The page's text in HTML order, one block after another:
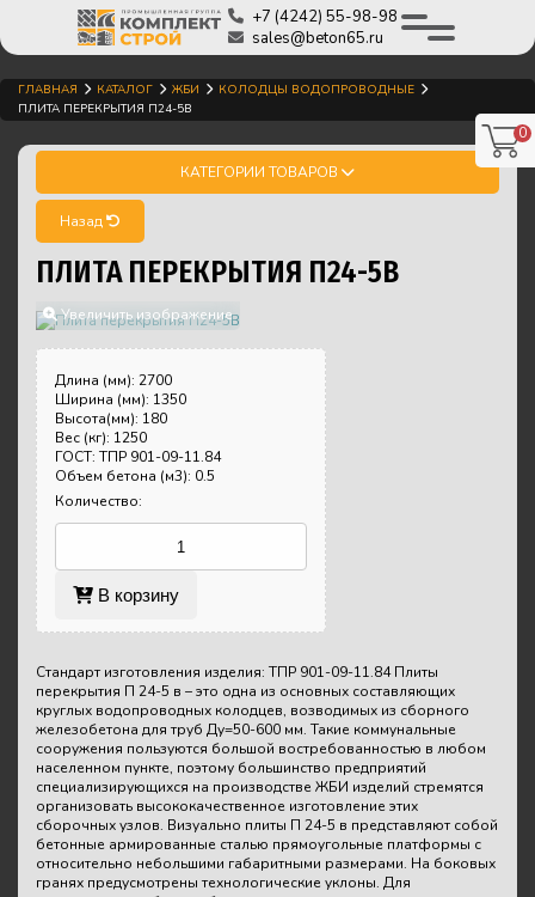
+7 (4242) 55-98-98
sales@beton65.ru
0
ГЛАВНАЯ КАТАЛОГ ЖБИ
КОЛОДЦЫ ВОДОПРОВОДНЫЕ
ПЛИТА ПЕРЕКРЫТИЯ П24-5В
КАТЕГОРИИ ТОВАРОВ
Назад
ПЛИТА ПЕРЕКРЫТИЯ П24-5В
Увеличить изображение
Длина (мм): 2700
Ширина (мм): 1350
Высота(мм): 180
Вес (кг): 1250
ГОСТ: ТПР 901-09-11.84
Объем бетона (м3): 0.5
Количество:
В корзину
Стандарт изготовления изделия: ТПР 901-09-11.84 Плиты
перекрытия П 24-5 в – это одна из основных составляющих
круглых водопроводных колодцев, возводимых из сборного
железобетона для труб Ду=50-600 мм. Такие коммунальные
сооружения пользуются большой востребованностью в любом
населенном пункте, поэтому большинство предприятий
специализирующихся на производстве ЖБИ изделий стремятся
организовать высококачественное изготовление этих
сборочных узлов. Визуально плиты П 24-5 в представляют собой
бетонные армированные сталью прямоугольные платформы с
относительно небольшими габаритными размерами. На боковых
гранях предусмотрены технологические уклоны. Для